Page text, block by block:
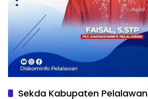
Sekda Kabupaten Pelalawan